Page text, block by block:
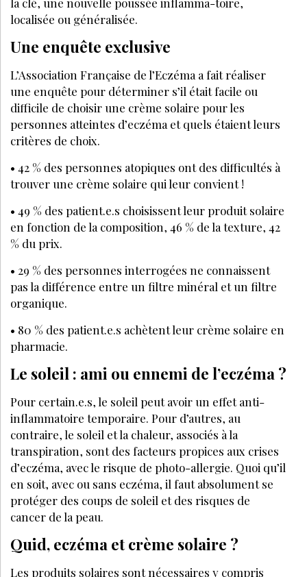
localisée ou généralisée.
Une enquête exclusive
L’Association Française de l’Eczéma a fait réaliser
une enquête pour déterminer s’il était facile ou
difficile de choisir une crème solaire pour les
personnes atteintes d’eczéma et quels étaient leurs
critères de choix.
• 42 % des personnes atopiques ont des difficultés à
trouver une crème solaire qui leur convient !
• 49 % des patient.e.s choisissent leur produit solaire
en fonction de la composition, 46 % de la texture, 42
% du prix.
• 29 % des personnes interrogées ne connaissent
pas la différence entre un filtre minéral et un filtre
organique.
• 80 % des patient.e.s achètent leur crème solaire en
pharmacie.
Le soleil : ami ou ennemi de l’eczéma ?
Pour certain.e.s, le soleil peut avoir un effet anti-
inflammatoire temporaire. Pour d’autres, au
contraire, le soleil et la chaleur, associés à la
transpiration, sont des facteurs propices aux crises
d’eczéma, avec le risque de photo-allergie. Quoi qu’il
en soit, avec ou sans eczéma, il faut absolument se
protéger des coups de soleil et des risques de
cancer de la peau.
Quid, eczéma et crème solaire ?
Les produits solaires sont nécessaires y compris